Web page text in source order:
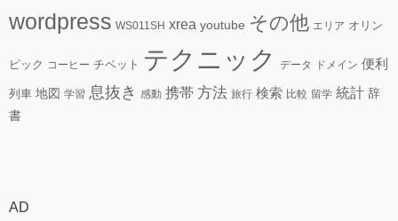
wordpress WS011SH xrea youtube その他 エリア オリン
ピック コーヒー チベット テクニック データ ドメイン 便利
列車 地図 学習 息抜き 感動 携帯 方法 旅行 検索 比較 留学 統計 辞
書
AD